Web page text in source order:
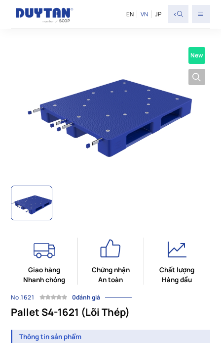
EN VN JP <
New
Giao hàng
Nhanh chóng
Chứng nhận
An toàn
Chất lượng
Hàng đầu
No.1621 0đánh giá
Pallet S4-1621 (Lõi Thép)
Thông tin sản phẩm